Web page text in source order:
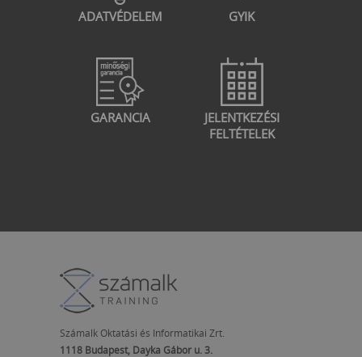
ADATVÉDELEM GYIK
GARANCIA
JELENTKEZÉSI
FELTÉTELEK
Számalk Oktatási és Informatikai Zrt.
1118 Budapest, Dayka Gábor u. 3.